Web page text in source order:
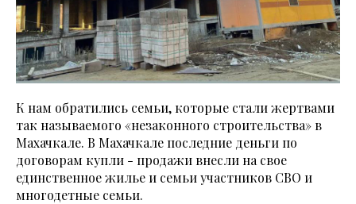
К нам обратились семьи, которые стали жертвами
так называемого «незаконного строительства» в
Махачкале. В Махачкале последние деньги по
договорам купли - продажи внесли на свое
единственное жилье и семьи участников СВО и
многодетные семьи.